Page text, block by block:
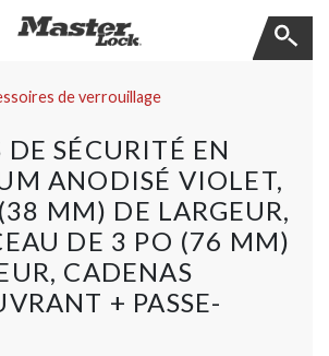
de verrouillage
SÉCURITÉ EN
ANODISÉ VIOLET,
MM) DE LARGEUR,
DE 3 PO (76 MM)
CADENAS
+ PASSE-